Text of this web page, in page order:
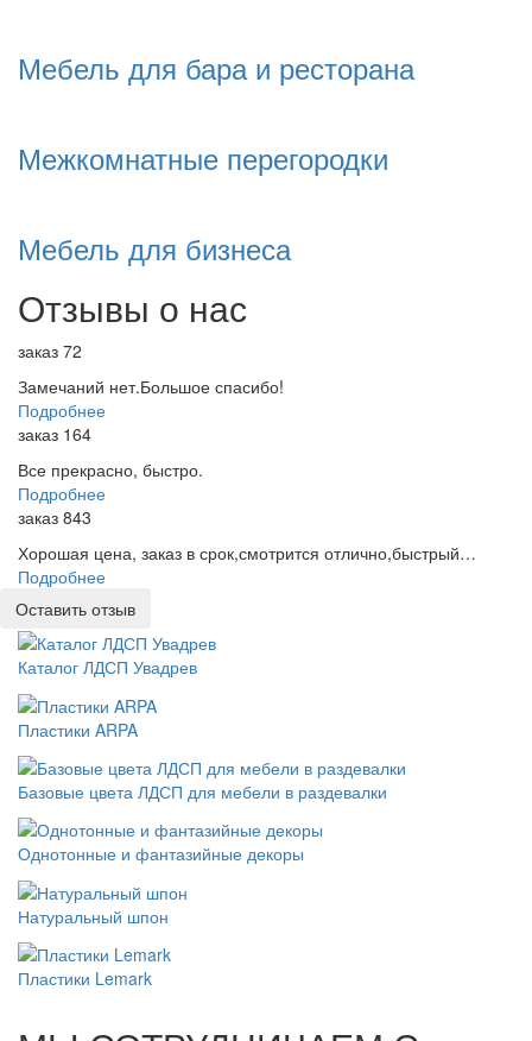
Мебель для бара и ресторана
Межкомнатные перегородки
Мебель для бизнеса
Отзывы о нас
заказ 72
Замечаний нет.Большое спасибо!
Подробнее
заказ 164
Все прекрасно, быстро.
Подробнее
заказ 843
Хорошая цена, заказ в срок,смотрится отлично,быстрый…
Подробнее
Оставить отзыв
Каталог ЛДСП Увадрев
Пластики ARPA
Базовые цвета ЛДСП для мебели в раздевалки
Однотонные и фантазийные декоры
Натуральный шпон
Пластики Lemark